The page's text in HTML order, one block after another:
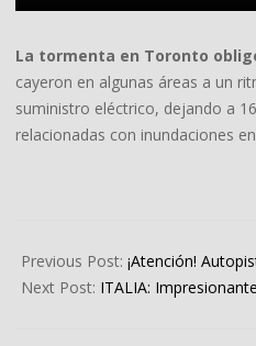
La tormenta en Toronto
cayeron en algunas áreas a un
suministro eléctrico, dejando a
relacionadas con inundaciones
07-
17
Previous Post: ¡Atención!
Next Post: ITALIA: